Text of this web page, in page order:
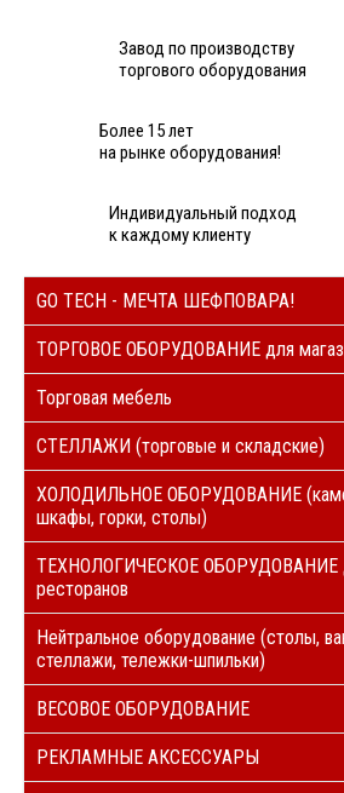
Завод по производству
торгового оборудования
Более 15 лет
на рынке оборудования!
Индивидуальный подход
к каждому клиенту
GO TECH - МЕЧТА ШЕФПОВАРА!
ТОРГОВОЕ ОБОРУДОВАНИЕ для
Торговая мебель
СТЕЛЛАЖИ (торговые и складские)
ХОЛОДИЛЬНОЕ ОБОРУДОВАНИЕ
шкафы, горки, столы)
ТЕХНОЛОГИЧЕСКОЕ ОБОРУДОВАНИЕ
ресторанов
Нейтральное оборудование (столы,
стеллажи, тележки-шпильки)
ВЕСОВОЕ ОБОРУДОВАНИЕ
РЕКЛАМНЫЕ АКСЕССУАРЫ